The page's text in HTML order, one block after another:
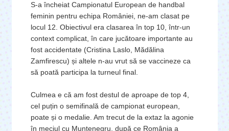
S-a încheiat Campionatul European de handbal
feminin pentru echipa României, ne-am clasat pe
locul 12. Obiectivul era clasarea în top 10, într-un
context complicat, în care jucătoare importante au
fost accidentate (Cristina Laslo, Mădălina
Zamfirescu) și altele n-au vrut să se vaccineze ca
să poată participa la turneul final.
Culmea e că am fost destul de aproape de top 4,
cel puțin o semifinală de campionat european,
poate și o medalie. Am trecut de la extaz la agonie
în meciul cu Muntenegru, după ce România a